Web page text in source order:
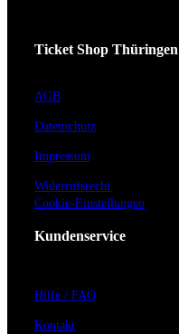
Ticket Shop Thüringen
AGB
Datenschutz
Impressum
Widerrufsrecht
Cookie-Einstellungen
Kundenservice
Hilfe / FAQ
Kontakt